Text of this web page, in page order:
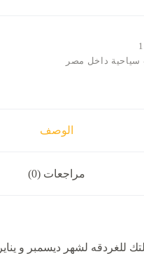
سياحية داخل مصر
الوصف
مراجعات (0)
للغردقه لشهر ديسمبر و يناير